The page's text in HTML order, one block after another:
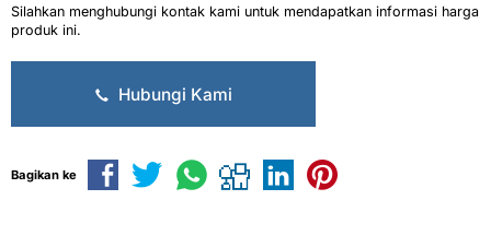
Silahkan menghubungi kontak kami untuk mendapatkan informasi harga
produk ini.
Hubungi Kami
Bagikan ke